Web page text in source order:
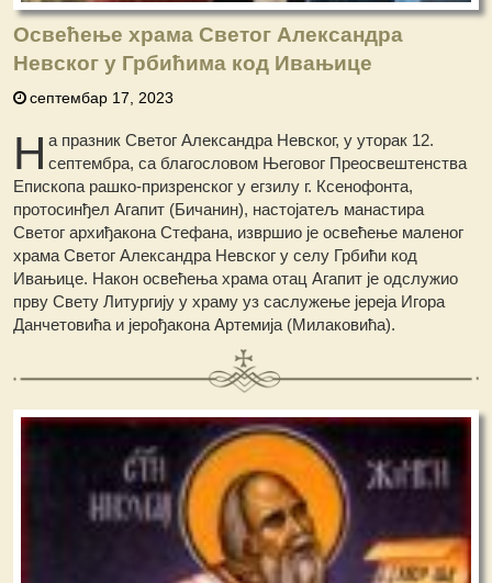
Oсвећење храма Светог Александра
Невског у Грбићима код Ивањице
септембар 17, 2023
Н а празник Светог Александра Невског, у уторак 12.
септембра, са благословом Његовог Преосвештенства
Епископа рашко-призренског у егзилу г. Ксенофонта,
протосинђел Агапит (Бичанин), настојатељ манастира
Светог архиђакона Стефана, извршио је освећење маленог
храма Светог Александра Невског у селу Грбићи код
Ивањице. Након освећења храма отац Агапит је одслужио
прву Свету Литургију у храму уз саслужење јереја Игора
Данчетовића и јерођакона Артемија (Милаковића).